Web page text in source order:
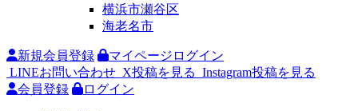
横浜市瀬谷区
海老名市
新規会員登録
マイページログイン
LINEお問い合わせ X投稿を見る Instagram投稿を見る
会員登録
ログイン